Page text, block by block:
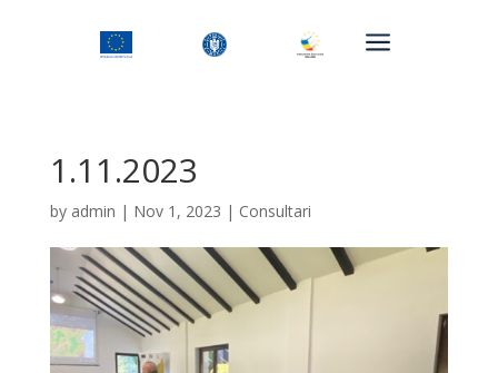
a
1.11.2023
by admin | Nov 1, 2023 | Consultari